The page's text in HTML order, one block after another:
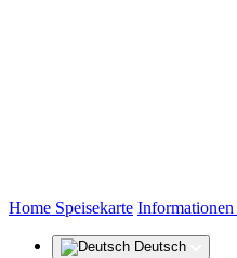
Home (aktuell)
Speisekarte Informationen
Deutsch